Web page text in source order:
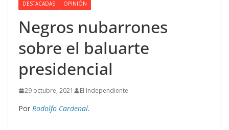
DESTACADAS OPINIÓN
Negros nubarrones
sobre el baluarte
presidencial
29 octubre, 2021 El Independiente
Por Rodolfo Cardenal.